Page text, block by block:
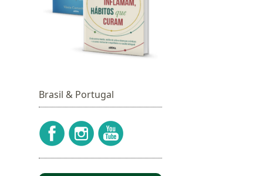
Brasil & Portugal